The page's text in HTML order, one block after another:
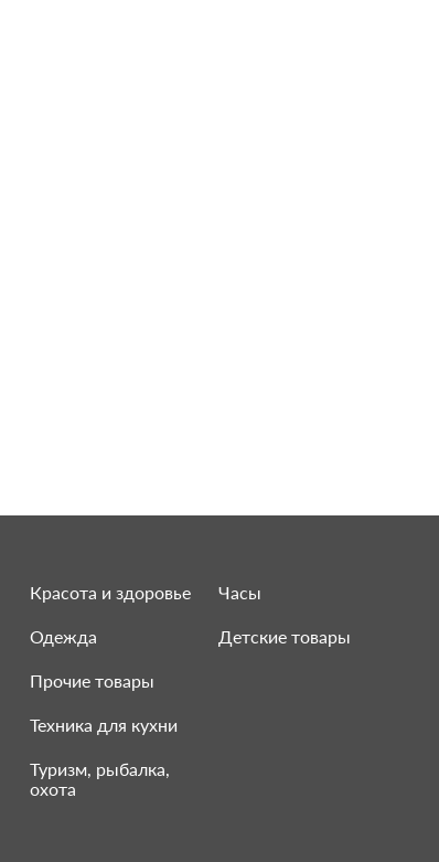
Красота и здоровье
Одежда
Прочие товары
Техника для кухни
Туризм, рыбалка,
охота
Часы
Детские товары